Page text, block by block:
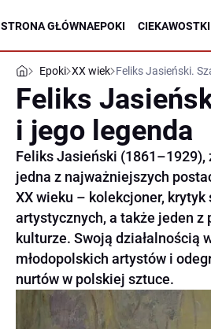
STRONA GŁÓWNAEPOKI
Epoki XX wiek Feliks Jasieński.
Feliks
i jego legenda
Feliks Jasieński (1861–1929),
jedna z najważniejszych
XX wieku – kolekcjoner,
artystycznych, a także jeden
kulturze. Swoją działalnością
młodopolskich artystów i
nurtów w polskiej sztuce.